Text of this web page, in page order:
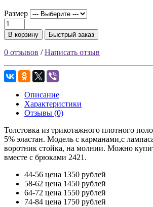
Размер
В корзину Быстрый заказ
0 отзывов /Написать отзыв
Описание
Характеристики
Отзывы (0)
Толстовка из трикотажного плотного
5% эластан. Модель с карманами,с
воротник стойка, на молнии. Можно
вместе с брюками 2421.
44-56 цена 1350 рублей
58-62 цена 1450 рублей
64-72 цена 1550 рублей
74-84 цена 1750 рублей